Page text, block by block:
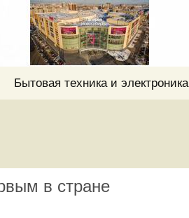
Бытовая техника и электроника
в стране